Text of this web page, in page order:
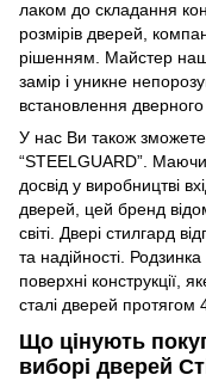
лаком до складання
розмірів дверей,
рішенням. Майстер
замір і уникне
встановлення дверного
У нас Ви також зможете
“STEELGUARD”.
досвід у виробництві
дверей, цей бренд
світі. Двері стилгард
та надійності.
поверхні конструкції,
сталі дверей протягом
Що цінують
виборі дверей